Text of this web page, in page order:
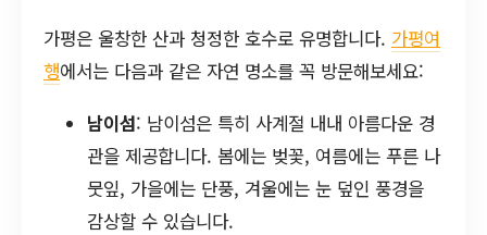
가평은 울창한 산과 청정한 호수로 유명합니다. 가평여
행에서는 다음과 같은 자연 명소를 꼭 방문해보세요:
남이섬: 남이섬은 특히 사계절 내내 아름다운 경
관을 제공합니다. 봄에는 벚꽃, 여름에는 푸른 나
뭇잎, 가을에는 단풍, 겨울에는 눈 덮인 풍경을
감상할 수 있습니다.